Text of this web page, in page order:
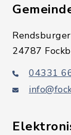
24787
04331